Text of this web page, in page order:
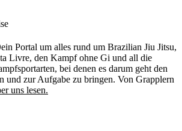
Portal um alles rund um Brazilian Jiu Jitsu,
Livre, den Kampf ohne Gi und all die
bei denen es darum geht den
und zur Aufgabe zu bringen. Von Grapplern
uns lesen.